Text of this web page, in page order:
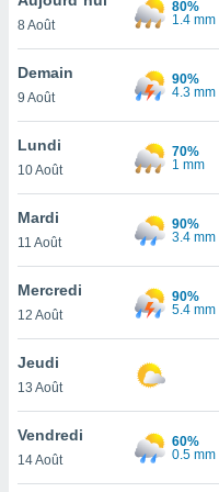
et
»,
au
vous
qu'ils
ou
le
ainsi
un
la
du
8 Août
80%
1.4 mm
Demain
9 Août
90%
4.3 mm
Lundi
10 Août
70%
1 mm
Mardi
11 Août
90%
3.4 mm
Mercredi
12 Août
90%
5.4 mm
Jeudi
13 Août
Vendredi
14 Août
60%
0.5 mm